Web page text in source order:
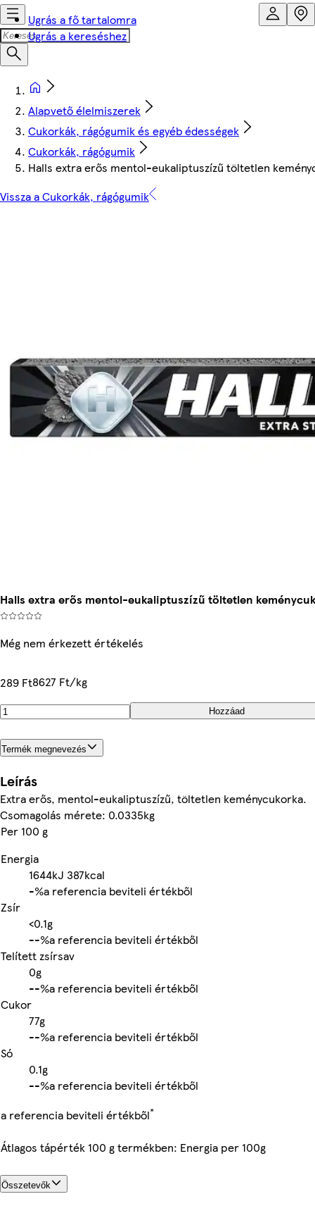
Ugrás a fő tartalomra
Ugrás a kereséshez
Alapvető élelmiszerek
Cukorkák, rágógumik és egyéb édességek
Cukorkák, rágógumik
Halls extra erős mentol-eukaliptuszízű töltetlen
Vissza a Cukorkák, rágógumik
Halls extra erős mentol-eukaliptuszízű töltetlen
Még nem érkezett értékelés
289 Ft8627 Ft/kg
Hozzáad
Termék megnevezés
Leírás
Extra erős, mentol-eukaliptuszízű, töltetlen keménycukorka.
Csomagolás mérete: 0.0335kg
Per 100 g
Energia
1644kJ 387kcal
-%a referencia beviteli értékből
Zsír
<0.1g
--%a referencia beviteli értékből
Telített zsírsav
0g
--%a referencia beviteli értékből
Cukor
77g
--%a referencia beviteli értékből
Só
0.1g
--%a referencia beviteli értékből
a referencia beviteli értékből*
Átlagos tápérték 100 g termékben: Energia per 100g
Összetevők